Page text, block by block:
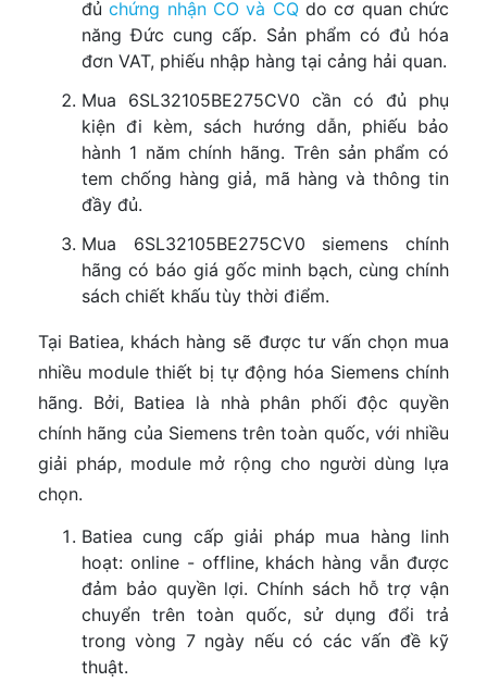
đủchứng nhận CO và CQdo cơ quan chức
năng Đức cung cấp. Sản phẩm có đủ hóa
đơn VAT, phiếu nhập hàng tại cảng hải quan.
Mua 6SL32105BE275CV0 cần có đủ phụ
kiện đi kèm, sách hướng dẫn, phiếu bảo
hành 1 năm chính hãng. Trên sản phẩm có
tem chống hàng giả, mã hàng và thông tin
đầy đủ.
Mua 6SL32105BE275CV0 siemens chính
hãng có báo giá gốc minh bạch, cùng chính
sách chiết khấu tùy thời điểm.
Tại Batiea, khách hàng sẽ được tư vấn chọn mua
nhiều module thiết bị tự động hóa Siemens chính
hãng. Bởi, Batiea là nhà phân phối độc quyền
chính hãng của Siemens trên toàn quốc, với nhiều
giải pháp, module mở rộng cho người dùng lựa
chọn.
Batiea cung cấp giải pháp mua hàng linh
hoạt: online - offline, khách hàng vẫn được
đảm bảo quyền lợi. Chính sách hỗ trợ vận
chuyển trên toàn quốc, sử dụng đổi trả
trong vòng 7 ngày nếu có các vấn đề kỹ
thuật.